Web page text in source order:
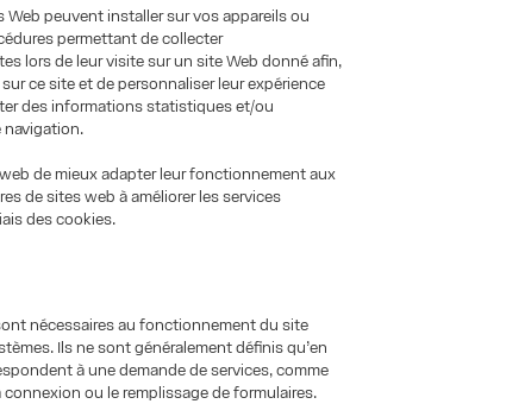
peuvent installer sur vos appareils ou
permettant de collecter
lors de leur visite sur un site Web donné afin,
ce site et de personnaliser leur expérience
des informations statistiques et/ou
navigation.
de mieux adapter leur fonctionnement aux
de sites web à améliorer les services
des cookies.
nécessaires au fonctionnement du site
Ils ne sont généralement définis qu’en
à une demande de services, comme
ou le remplissage de formulaires.